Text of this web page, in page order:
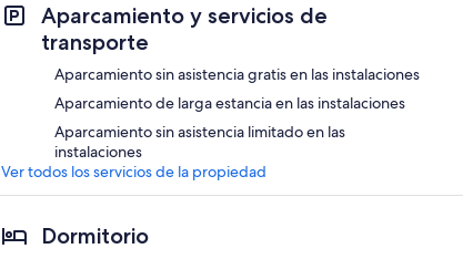
Aparcamiento y servicios de
transporte
Aparcamiento sin asistencia gratis en las instalaciones
Aparcamiento de larga estancia en las instalaciones
Aparcamiento sin asistencia limitado en las
instalaciones
Ver todos los servicios de la propiedad
Dormitorio